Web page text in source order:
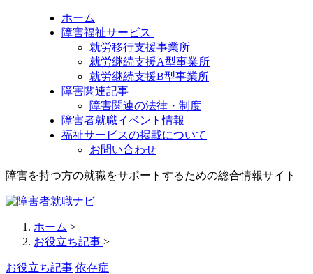
ホーム
障害福祉サービス
就労移行支援事業所
就労継続支援A型事業所
就労継続支援B型事業所
障害関連記事
障害関連の法律・制度
障害者就職イベント情報
福祉サービスの掲載について
お問い合わせ
障害を持つ方の就職をサポートするための総合情報サイト
ホーム >
お役立ち記事 >
お役立ち記事 依存症